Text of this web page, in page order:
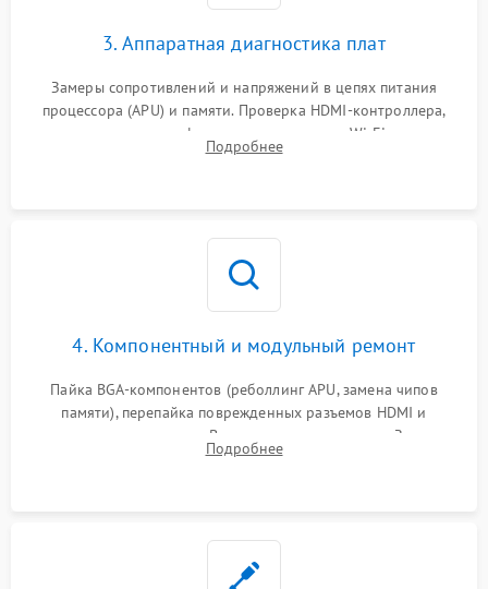
3. Аппаратная диагностика плат
Замеры сопротивлений и напряжений в цепях питания
процессора (APU) и памяти. Проверка HDMI-контроллера,
микросхем флеш-памяти и модуля Wi-Fi
Подробнее
4. Компонентный и модульный ремонт
Пайка BGA-компонентов (реболлинг APU, замена чипов
памяти), перепайка поврежденных разъемов HDMI и
контроллеров питания. Восстановление дорожек. Замена
неисправного жесткого диска, SSD или лазерной головки
Подробнее